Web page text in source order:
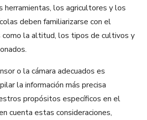
herramientas, los agricultores y los
deben familiarizarse con el
la altitud, los tipos de cultivos y
o la cámara adecuados es
la información más precisa
propósitos específicos en el
cuenta estas consideraciones,